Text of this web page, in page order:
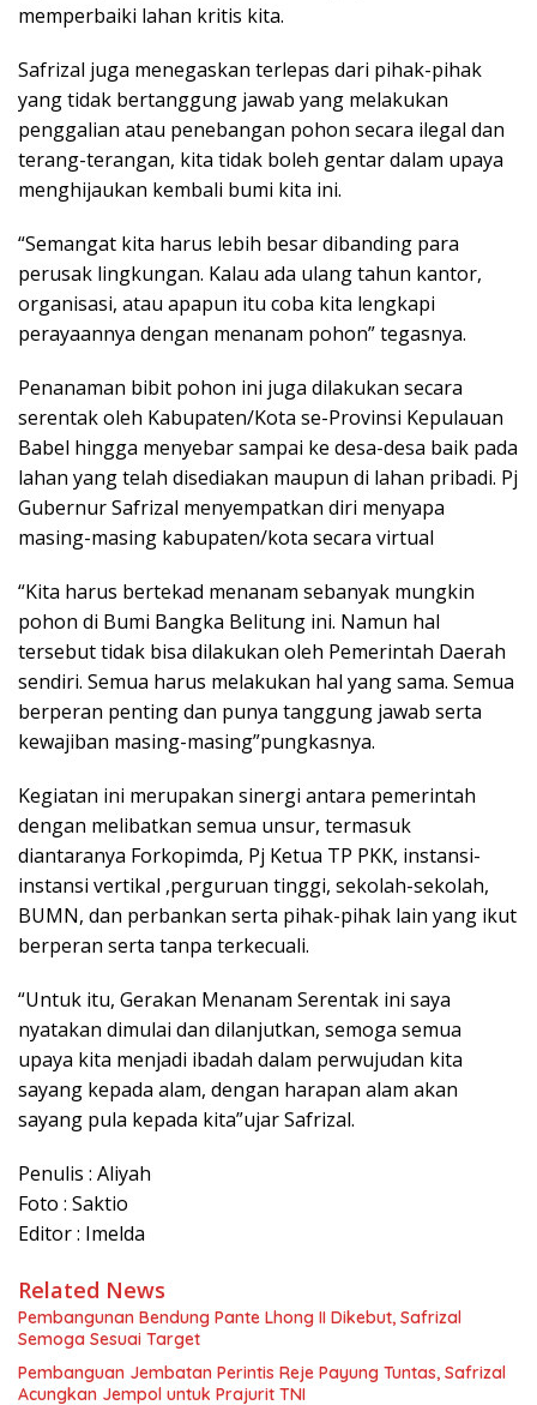
memperbaiki lahan kritis kita.
Safrizal juga menegaskan terlepas dari pihak-pihak
yang tidak bertanggung jawab yang melakukan
penggalian atau penebangan pohon secara ilegal dan
terang-terangan, kita tidak boleh gentar dalam upaya
menghijaukan kembali bumi kita ini.
“Semangat kita harus lebih besar dibanding para
perusak lingkungan. Kalau ada ulang tahun kantor,
organisasi, atau apapun itu coba kita lengkapi
perayaannya dengan menanam pohon” tegasnya.
Penanaman bibit pohon ini juga dilakukan secara
serentak oleh Kabupaten/Kota se-Provinsi Kepulauan
Babel hingga menyebar sampai ke desa-desa baik pada
lahan yang telah disediakan maupun di lahan pribadi. Pj
Gubernur Safrizal menyempatkan diri menyapa
masing-masing kabupaten/kota secara virtual
“Kita harus bertekad menanam sebanyak mungkin
pohon di Bumi Bangka Belitung ini. Namun hal
tersebut tidak bisa dilakukan oleh Pemerintah Daerah
sendiri. Semua harus melakukan hal yang sama. Semua
berperan penting dan punya tanggung jawab serta
kewajiban masing-masing”pungkasnya.
Kegiatan ini merupakan sinergi antara pemerintah
dengan melibatkan semua unsur, termasuk
diantaranya Forkopimda, Pj Ketua TP PKK, instansi-
instansi vertikal ,perguruan tinggi, sekolah-sekolah,
BUMN, dan perbankan serta pihak-pihak lain yang ikut
berperan serta tanpa terkecuali.
“Untuk itu, Gerakan Menanam Serentak ini saya
nyatakan dimulai dan dilanjutkan, semoga semua
upaya kita menjadi ibadah dalam perwujudan kita
sayang kepada alam, dengan harapan alam akan
sayang pula kepada kita”ujar Safrizal.
Penulis : Aliyah
Foto : Saktio
Editor : Imelda
Related News
Pembangunan Bendung Pante Lhong II Dikebut, Safrizal
Semoga Sesuai Target
Pembanguan Jembatan Perintis Reje Payung Tuntas, Safrizal
Acungkan Jempol untuk Prajurit TNI